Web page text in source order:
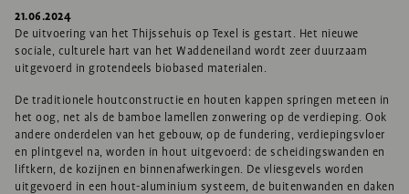
21.06.2024
De uitvoering van het Thijssehuis op Texel is gestart. Het nieuwe
sociale, culturele hart van het Waddeneiland wordt zeer duurzaam
uitgevoerd in grotendeels biobased materialen.
De traditionele houtconstructie en houten kappen springen meteen in
het oog, net als de bamboe lamellen zonwering op de verdieping. Ook
andere onderdelen van het gebouw, op de fundering, verdiepingsvloer
en plintgevel na, worden in hout uitgevoerd: de scheidingswanden en
liftkern, de kozijnen en binnenafwerkingen. De vliesgevels worden
uitgevoerd in een hout-aluminium systeem, de buitenwanden en daken